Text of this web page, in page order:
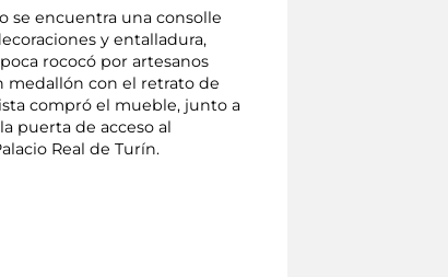
se encuentra una consolle
y entalladura,
rococó por artesanos
medallón con el retrato de
compró el mueble, junto a
puerta de acceso al
Real de Turín.